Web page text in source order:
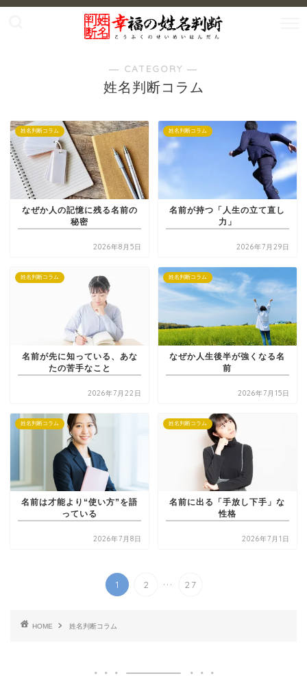
― CATEGORY ―
姓名判断コラム
姓名判断コラム
なぜか人の記憶に残る名前の
秘密
2026年8月5日
姓名判断コラム
名前が持つ「人生の立て直し
力」
2026年7月29日
姓名判断コラム
名前が先に知っている、あな
たの苦手なこと
2026年7月22日
姓名判断コラム
なぜか人生後半が強くなる名
前
2026年7月15日
姓名判断コラム
名前は才能より“使い方”を語
っている
2026年7月8日
姓名判断コラム
名前に出る「手放し下手」な
性格
2026年7月1日
1 2 ... 27
HOME 姓名判断コラム